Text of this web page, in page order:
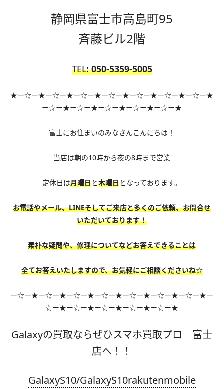
静岡県富士市高島町95
斉藤ビル2階
TEL:050-5359-5005
★ー☆ー★ー☆ー★ー☆ー★ー☆ー★ー☆ー★ー☆ー★ー☆ー★
ー☆ー★ー☆ー★ー☆ー★ー☆ー★ー☆ー★
富士にお住まいのみなさんこんにちは！
当店は朝の10時から夜の8時まで営業
定休日は月曜日と木曜日となっております。
お電話やメール、LINEそしてご来店と多くのご依頼、お問合せ
いただいております！
素朴な疑問や、修理についてなどお答えできることは
全てお答えいたしますので、お気軽にご相談くださいね☆
ー☆ー★ー☆ー★ー☆ー★ー☆ー★ー☆ー★ー☆ー★ー☆ー★ー
☆ー★ー☆ー★ー☆ー★ー☆ー★ー☆ー★
Galaxyの買取ならぜひスマホ買取プロ 富士
店へ！！
GalaxyS10/GalaxyS10rakutenmobile